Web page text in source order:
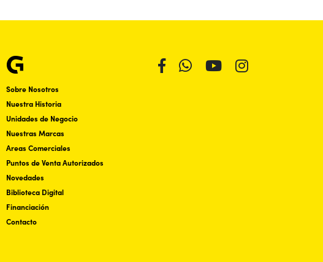
Sobre Nosotros
Nuestra Historia
Unidades de Negocio
Nuestras Marcas
Areas Comerciales
Puntos de Venta Autorizados
Novedades
Biblioteca Digital
Financiación
Contacto